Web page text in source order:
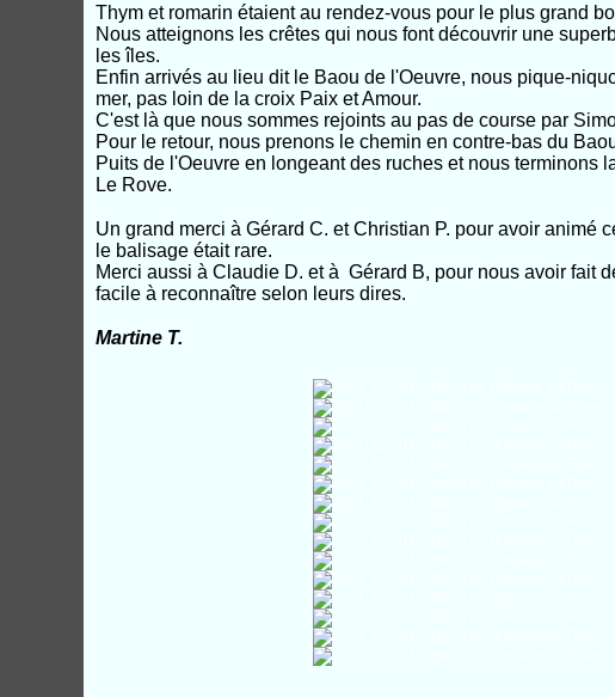
Thym et romarin étaient au rendez-vous pour le plus grand
Nous atteignons les crêtes qui nous font découvrir une
les îles.
Enfin arrivés au lieu dit le Baou de l'Oeuvre, nous pique-
mer, pas loin de la croix Paix et Amour.
C'est là que nous sommes rejoints au pas de course par
Pour le retour, nous prenons le chemin en contre-bas du
Puits de l'Oeuvre en longeant des ruches et nous terminons
Le Rove.
Un grand merci à Gérard C. et Christian P. pour avoir animé
le balisage était rare.
Merci aussi à Claudie D. et à Gérard B, pour nous avoir fait
facile à reconnaître selon leurs dires.
Martine T.